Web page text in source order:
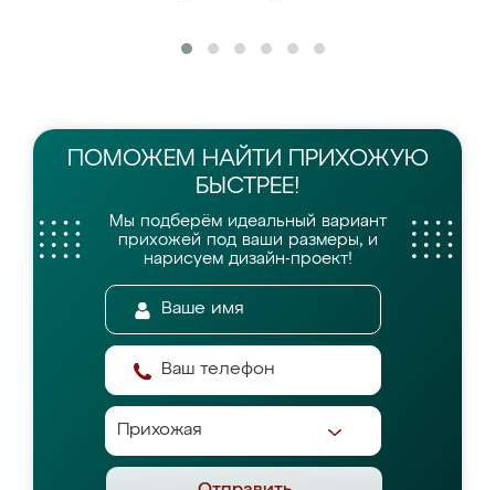
ПОМОЖЕМ НАЙТИ
ПРИХОЖУЮ
БЫСТРЕЕ!
Мы подберём идеальный вариант
прихожей под ваши размеры, и
нарисуем дизайн-проект!